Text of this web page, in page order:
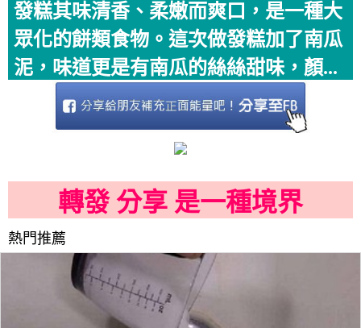
發糕其味清香、柔嫩而爽口，是一種大
眾化的餅類食物。這次做發糕加了南瓜
泥，味道更是有南瓜的絲絲甜味，顏...
轉發 分享 是一種境界
熱門推薦